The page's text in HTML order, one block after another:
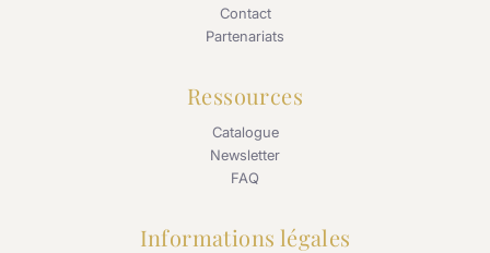
Contact
Partenariats
Ressources
Catalogue
Newsletter
FAQ
Informations légales